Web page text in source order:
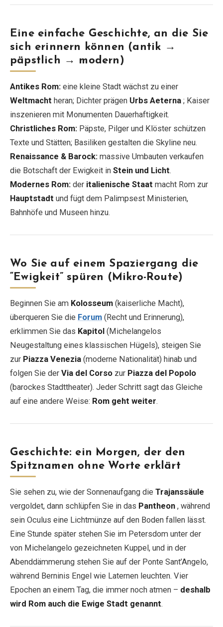
Eine einfache Geschichte, an die Sie
sich erinnern können (antik →
päpstlich → modern)
Antikes Rom: eine kleine Stadt wächst zu einer
Weltmacht heran; Dichter prägen Urbs Aeterna ; Kaiser
inszenieren mit Monumenten Dauerhaftigkeit.
Christliches Rom: Päpste, Pilger und Klöster schützen
Texte und Stätten; Basiliken gestalten die Skyline neu.
Renaissance & Barock: massive Umbauten verkaufen
die Botschaft der Ewigkeit in Stein und Licht.
Modernes Rom: der italienische Staat macht Rom zur
Hauptstadt und fügt dem Palimpsest Ministerien,
Bahnhöfe und Museen hinzu.
Wo Sie auf einem Spaziergang die
“Ewigkeit” spüren (Mikro-Route)
Beginnen Sie am Kolosseum (kaiserliche Macht),
überqueren Sie die Forum (Recht und Erinnerung),
erklimmen Sie das Kapitol (Michelangelos
Neugestaltung eines klassischen Hügels), steigen Sie
zur Piazza Venezia (moderne Nationalität) hinab und
folgen Sie der Via del Corso zur Piazza del Popolo
(barockes Stadttheater). Jeder Schritt sagt das Gleiche
auf eine andere Weise: Rom geht weiter.
Geschichte: ein Morgen, der den
Spitznamen ohne Worte erklärt
Sie sehen zu, wie der Sonnenaufgang die Trajanssäule
vergoldet, dann schlüpfen Sie in das Pantheon , während
sein Oculus eine Lichtmünze auf den Boden fallen lässt.
Eine Stunde später stehen Sie im Petersdom unter der
von Michelangelo gezeichneten Kuppel, und in der
Abenddämmerung stehen Sie auf der Ponte Sant’Angelo,
während Berninis Engel wie Laternen leuchten. Vier
Epochen an einem Tag, die immer noch atmen – deshalb
wird Rom auch die Ewige Stadt genannt.